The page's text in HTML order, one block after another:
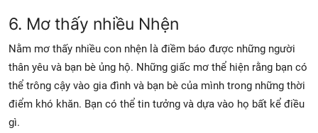
6. Mơ thấy nhiều Nhện
Nằm mơ thấy nhiều con nhện là điềm báo được những người
thân yêu và bạn bè ủng hộ. Những giấc mơ thể hiện rằng bạn có
thể trông cậy vào gia đình và bạn bè của mình trong những thời
điểm khó khăn. Bạn có thể tin tưởng và dựa vào họ bất kể điều
gì.